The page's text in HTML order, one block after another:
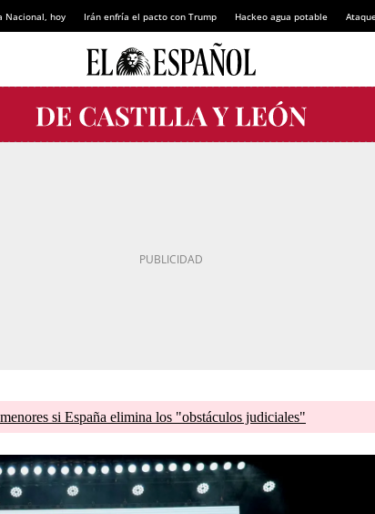
Nacional, hoy Irán enfría el pacto con Trump Hackeo agua potable
si España elimina los "obstáculos judiciales"